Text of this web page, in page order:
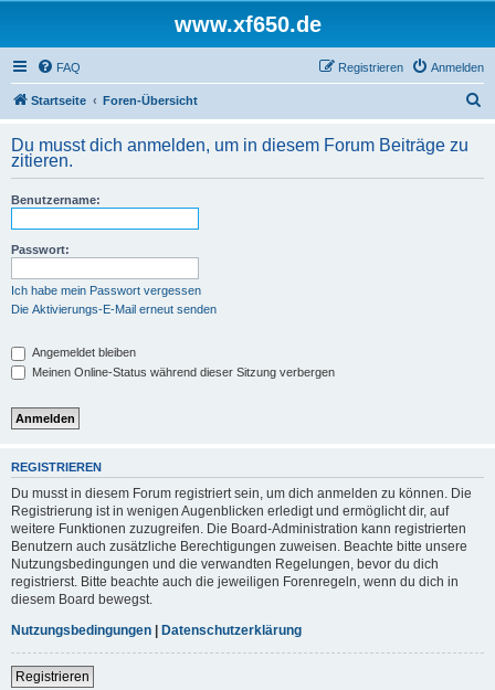
www.xf650.de
FAQ Anmelden
Registrieren
Startseite Foren-Übersicht
h
Du musst dich anmelden, um in diesem Forum Beiträge zu
zitieren.
Benutzername:
Passwort:
Ich habe mein Passwort vergessen
Die Aktivierungs-E-Mail erneut senden
Angemeldet bleiben
Meinen Online-Status während dieser Sitzung verbergen
REGISTRIEREN
Du musst in diesem Forum registriert sein, um dich anmelden zu können. Die
Registrierung ist in wenigen Augenblicken erledigt und ermöglicht dir, auf
weitere Funktionen zuzugreifen. Die Board-Administration kann registrierten
Benutzern auch zusätzliche Berechtigungen zuweisen. Beachte bitte unsere
Nutzungsbedingungen und die verwandten Regelungen, bevor du dich
registrierst. Bitte beachte auch die jeweiligen Forenregeln, wenn du dich in
diesem Board bewegst.
Nutzungsbedingungen | Datenschutzerklärung
Registrieren